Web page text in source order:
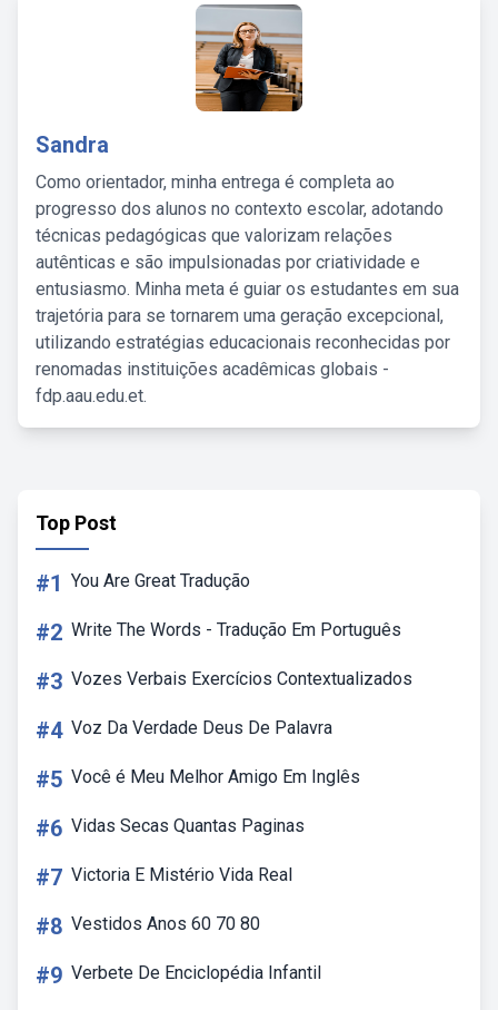
Sandra
Como orientador, minha entrega é completa ao
progresso dos alunos no contexto escolar, adotando
técnicas pedagógicas que valorizam relações
autênticas e são impulsionadas por criatividade e
entusiasmo. Minha meta é guiar os estudantes em sua
trajetória para se tornarem uma geração excepcional,
utilizando estratégias educacionais reconhecidas por
renomadas instituições acadêmicas globais -
fdp.aau.edu.et.
Top Post
#1 You Are Great Tradução
#2 Write The Words - Tradução Em Português
#3 Vozes Verbais Exercícios Contextualizados
#4 Voz Da Verdade Deus De Palavra
#5 Você é Meu Melhor Amigo Em Inglês
#6 Vidas Secas Quantas Paginas
#7 Victoria E Mistério Vida Real
#8 Vestidos Anos 60 70 80
#9 Verbete De Enciclopédia Infantil